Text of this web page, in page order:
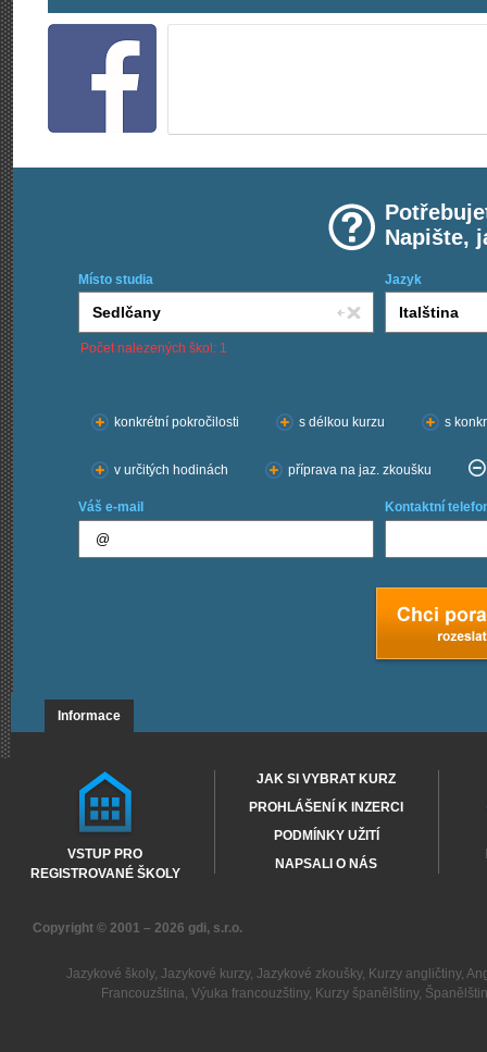
Napište,
Místo studia Jazyk
Počet nalezených škol: 1
konkrétní pokročilosti
s délkou kurzu s
v určitých hodinách příprava na jaz. zkoušku
Váš e-mail Kontaktní
Informace
VSTUP PRO
REGISTROVANÉ ŠKOLY
JAK SI VYBRAT KURZ
PROHLÁŠENÍ K INZERCI
PODMÍNKY UŽITÍ
NAPSALI O NÁS
Copyright © 2001 – 2026 gdi, s.r.o.
Jazykové školy, Jazykové kurzy, Jazykové zkoušky, Kurzy angličtiny,
Francouzština,Výuka francouzštiny, Kurzy španělštiny,